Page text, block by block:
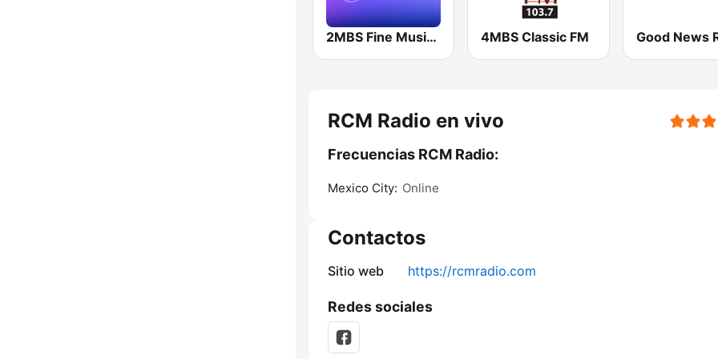
2MBS Fine Music Sydney 4MBS Classic FM
RCM Radio en vivo
Frecuencias RCM Radio:
Mexico City: Online
Contactos
Sitio web https://rcmradio.com
Redes sociales